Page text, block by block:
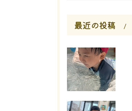
最近の投稿